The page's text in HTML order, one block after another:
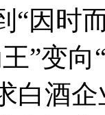
“因时
”变向
酒企